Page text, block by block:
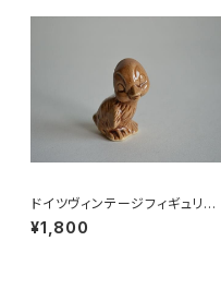
ドイツヴィンテージフィギュリン
ことり
¥1,800